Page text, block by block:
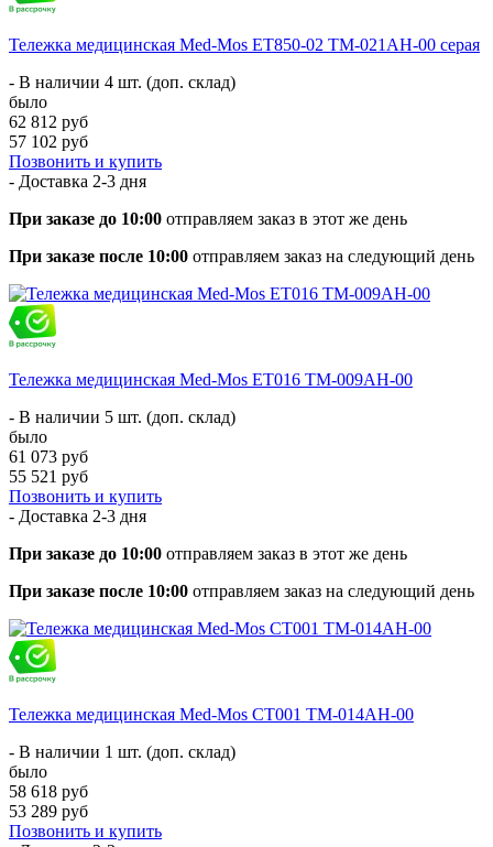
Тележка медицинская Med-Mos ЕТ850-02 ТМ-021АН-00 серая
- В наличии 4 шт. (доп. склад)
было
62 812 руб
57 102 руб
Позвонить и купить
- Доставка 2-3 дня
При заказе до 10:00 отправляем заказ в этот же день
При заказе после 10:00 отправляем заказ на следующий день
Тележка медицинская Med-Mos ЕТ016 ТМ-009АН-00
- В наличии 5 шт. (доп. склад)
было
61 073 руб
55 521 руб
Позвонить и купить
- Доставка 2-3 дня
При заказе до 10:00 отправляем заказ в этот же день
При заказе после 10:00 отправляем заказ на следующий день
Тележка медицинская Med-Mos СТ001 ТМ-014АН-00
- В наличии 1 шт. (доп. склад)
было
58 618 руб
53 289 руб
Позвонить и купить